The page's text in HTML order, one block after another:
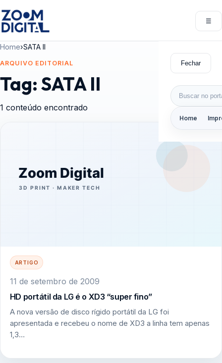
☰
Fechar
Buscar por:
Home
Home›SATA II
ARQUIVO EDITORIAL
Tag:SATA II
1 conteúdo encontrado
ARTIGO
11 de setembro de 2009
HD portátil da LG é o XD3 “super fino”
A nova versão de disco rígido portátil da LG foi
apresentada e recebeu o nome de XD3 a linha tem apenas
1,3…